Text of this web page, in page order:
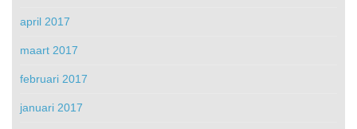
april 2017
maart 2017
februari 2017
januari 2017